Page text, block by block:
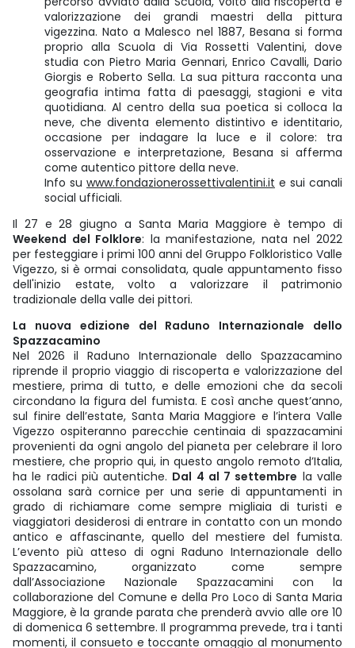
valorizzazione dei grandi maestri della pittura
vigezzina. Nato a Malesco nel 1887, Besana si forma
proprio alla Scuola di Via Rossetti Valentini, dove
studia con Pietro Maria Gennari, Enrico Cavalli, Dario
Giorgis e Roberto Sella. La sua pittura racconta una
geografia intima fatta di paesaggi, stagioni e vita
quotidiana. Al centro della sua poetica si colloca la
neve, che diventa elemento distintivo e identitario,
occasione per indagare la luce e il colore: tra
osservazione e interpretazione, Besana si afferma
come autentico pittore della neve.
Info su www.fondazionerossettivalentini.it e sui canali
social ufficiali.
Il 27 e 28 giugno a Santa Maria Maggiore è tempo di
Weekend del Folklore: la manifestazione, nata nel 2022
per festeggiare i primi 100 anni del Gruppo Folkloristico Valle
Vigezzo, si è ormai consolidata, quale appuntamento fisso
dell'inizio estate, volto a valorizzare il patrimonio
tradizionale della valle dei pittori.
La nuova edizione del Raduno Internazionale dello
Spazzacamino
Nel 2026 il Raduno Internazionale dello Spazzacamino
riprende il proprio viaggio di riscoperta e valorizzazione del
mestiere, prima di tutto, e delle emozioni che da secoli
circondano la figura del fumista. E così anche quest’anno,
sul finire dell’estate, Santa Maria Maggiore e l’intera Valle
Vigezzo ospiteranno parecchie centinaia di spazzacamini
provenienti da ogni angolo del pianeta per celebrare il loro
mestiere, che proprio qui, in questo angolo remoto d’Italia,
ha le radici più autentiche. Dal 4 al 7 settembre la valle
ossolana sarà cornice per una serie di appuntamenti in
grado di richiamare come sempre migliaia di turisti e
viaggiatori desiderosi di entrare in contatto con un mondo
antico e affascinante, quello del mestiere del fumista.
L’evento più atteso di ogni Raduno Internazionale dello
Spazzacamino, organizzato come sempre
dall’Associazione Nazionale Spazzacamini con la
collaborazione del Comune e della Pro Loco di Santa Maria
Maggiore, è la grande parata che prenderà avvio alle ore 10
di domenica 6 settembre. Il programma prevede, tra i tanti
momenti, il consueto e toccante omaggio al monumento